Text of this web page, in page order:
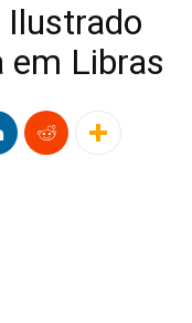
Ilustrado
em Libras